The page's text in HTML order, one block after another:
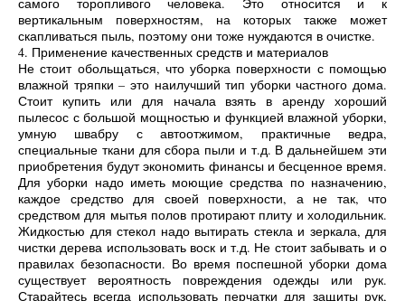
вертикальным поверхностям, на которых также может
скапливаться пыль, поэтому они тоже нуждаются в очистке.
4. Применение качественных средств и материалов
Не стоит обольщаться, что уборка поверхности с помощью
влажной тряпки – это наилучший тип уборки частного дома.
Стоит купить или для начала взять в аренду хороший
пылесос с большой мощностью и функцией влажной уборки,
умную швабру с автоотжимом, практичные ведра,
специальные ткани для сбора пыли и т.д. В дальнейшем эти
приобретения будут экономить финансы и бесценное время.
Для уборки надо иметь моющие средства по назначению,
каждое средство для своей поверхности, а не так, что
средством для мытья полов протирают плиту и холодильник.
Жидкостью для стекол надо вытирать стекла и зеркала, для
чистки дерева использовать воск и т.д. Не стоит забывать и о
правилах безопасности. Во время поспешной уборки дома
существует вероятность повреждения одежды или рук.
Старайтесь всегда использовать перчатки для защиты рук,